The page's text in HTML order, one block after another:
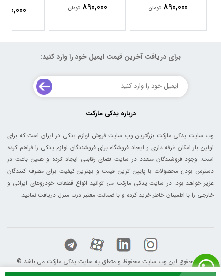
890,000 تومان 890,000 تومان 890,000
برای دریافت آخرین قیمت ایمیل خود را وارد کنید:
درباره یدکی مارکت
وب سایت یدکی مارکت بزرگترین وب سایت فروش لوازم یدکی در ایران است که برای
اولین بار امکان غرفه داری و ایجاد فروشگاه برای فروشندگان لوازم یدکی را فراهم کرده
است. وجود فروشندگان متعدد در سایت فضای رقابتی ایجاد کرده و همین باعث در
دسترس بودن محصولات با پایین ترین قیمت و بهترین کیفیت برای مصرف کنندگان
عزیر خواهد بود. در سایت یدکی مارکت می توانید انواع قطعات خودروهای ایرانی و
خارجی را با اطمینان خاطر خرید کرده و با ضمانت معتبر درب منزل دریافت نمایید.
© کلیه حقوق این وب سایت محفوظ و متعلق به سایت یدکی مارکت می باشد